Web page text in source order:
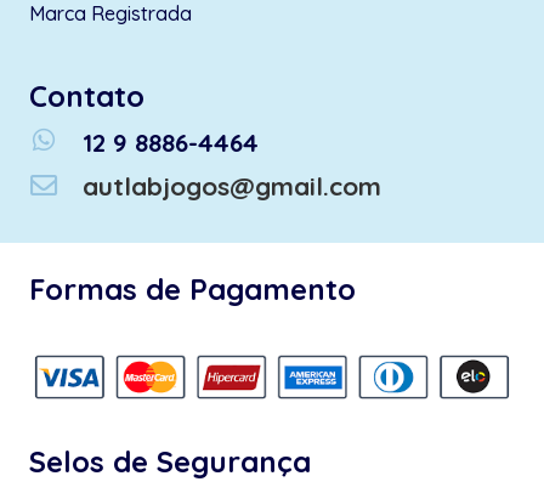
Marca Registrada
Contato
whatsapp
12 9 8886-4464
autlabjogos@gmail.com
Formas de Pagamento
Selos de Segurança